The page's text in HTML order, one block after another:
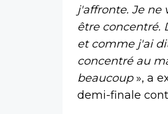
j'affronte. Je ne
être concentré.
et comme j'ai
concentré au
beaucoup», a
demi-finale